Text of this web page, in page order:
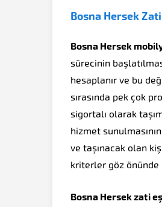
Bosna Hersek
Bosna Hersek
sürecinin
hesaplanır ve bu
sırasında pek çok
sigortalı olarak
hizmet
ve taşınacak olan
kriterler göz
Bosna Hersek zati